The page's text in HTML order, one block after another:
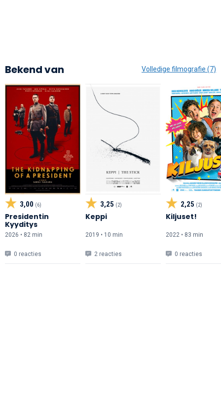
Bekend van Volledige filmografie (7)
3,00 (6)
Presidentin
Kyyditys
2026 • 82 min
0 reacties
3,25 (2)
Keppi
2019 • 10 min
2 reacties
2,25 (2)
Kiljuset!
2022 • 83 min
0 reacties